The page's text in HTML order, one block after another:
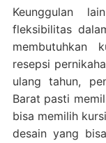
Keunggulan
fleksibilitas
membutuhkan
resepsi
ulang tahun,
Barat pasti
bisa memilih
desain yang